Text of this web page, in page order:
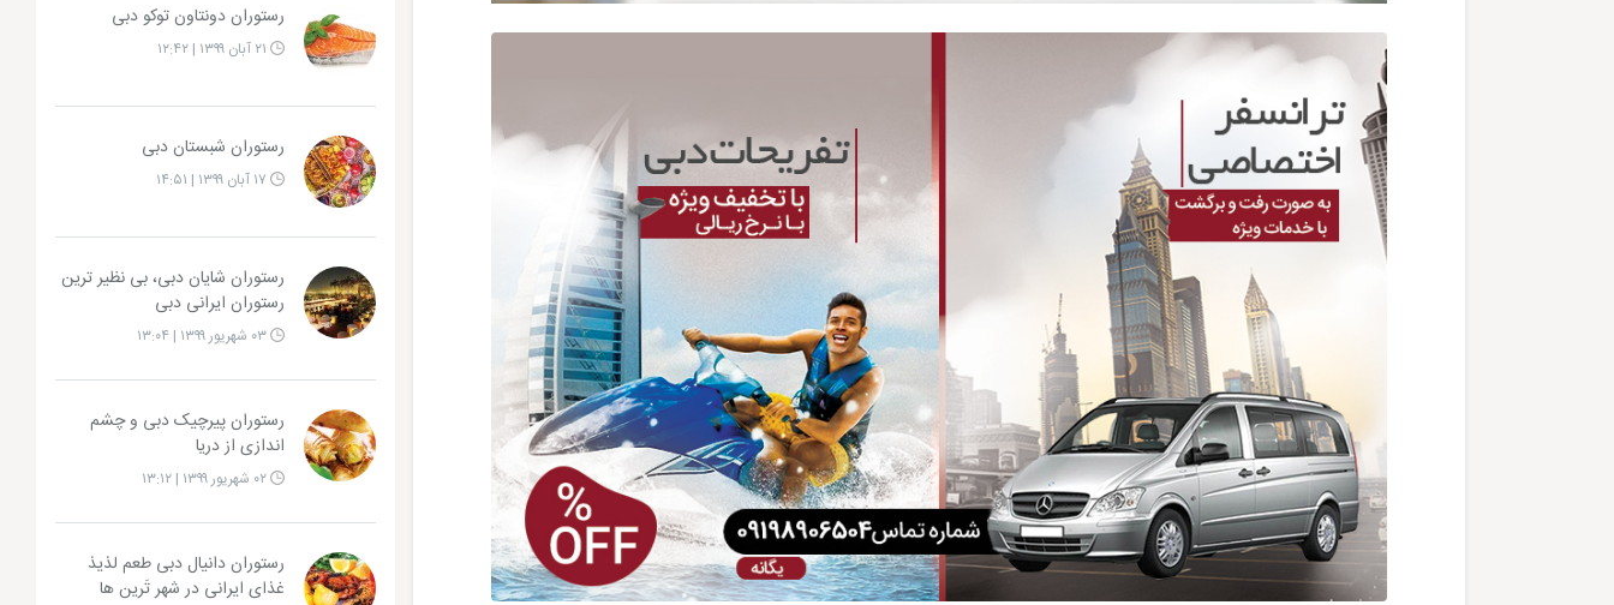
رستوران دونتاون توکو دبی
رستوران شبستان دبی
رستوران شایان دبی، بی نظیر ترین
رستوران ایرانی دبی
۰۳ شهریور ۱۳۹۹ | ۱۳:۰۴
رستوران پیرچیک دبی و چشم
اندازی از دریا
۰۲ شهریور ۱۳۹۹ | ۱۳:۱۲
رستوران دانیال دبی طعم لذیذ
غذای ایرانی در شهر تَرین ها